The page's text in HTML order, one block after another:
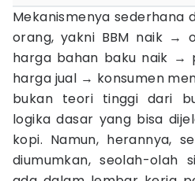
Mekanismenya sederhana
orang, yakni BBM naik →
harga bahan baku naik →
harga jual → konsumen
bukan teori tinggi dari
logika dasar yang bisa
kopi. Namun, herannya,
diumumkan, seolah-olah